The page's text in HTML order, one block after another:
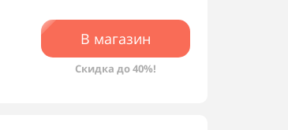
В магазин
Скидка до 40%!